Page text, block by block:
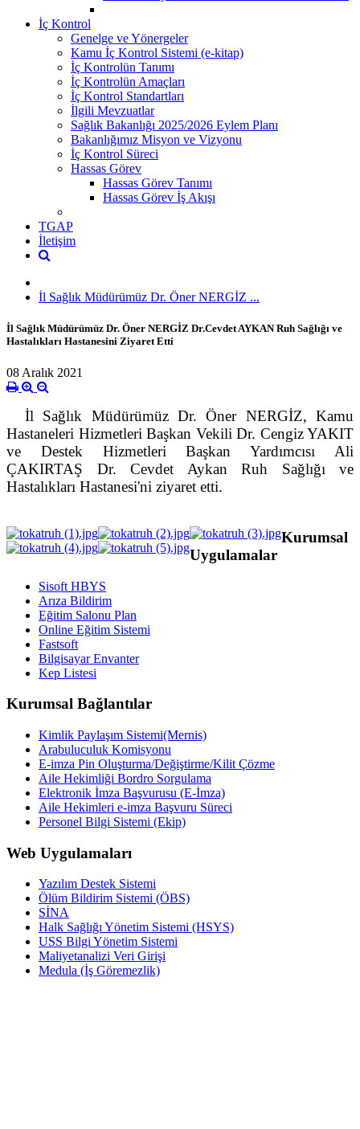
İç Kontrol
Genelge ve Yönergeler
Kamu İç Kontrol Sistemi (e-kitap)
İç Kontrolün Tanımı
İç Kontrolün Amaçları
İç Kontrol Standartları
İlgili Mevzuatlar
Sağlık Bakanlığı 2025/2026 Eylem Planı
Bakanlığımız Misyon ve Vizyonu
İç Kontrol Süreci
Hassas Görev
Hassas Görev Tanımı
Hassas Görev İş Akışı
TGAP
İletişim
İl Sağlık Müdürümüz Dr. Öner NERGİZ ...
İl Sağlık Müdürümüz Dr. Öner NERGİZ Dr.Cevdet AYKAN Ruh Sağlığı ve
Hastalıkları Hastanesini Ziyaret Etti
08 Aralık 2021
İl Sağlık Müdürümüz Dr. Öner NERGİZ, Kamu
Hastaneleri Hizmetleri Başkan Vekili Dr. Cengiz YAKIT
ve Destek Hizmetleri Başkan Yardımcısı Ali
ÇAKIRTAŞ Dr. Cevdet Aykan Ruh Sağlığı ve
Hastalıkları Hastanesi'ni ziyaret etti.
Kurumsal
Uygulamalar
Sisoft HBYS
Arıza Bildirim
Eğitim Salonu Plan
Online Eğitim Sistemi
Fastsoft
Bilgisayar Envanter
Kep Listesi
Kurumsal Bağlantılar
Kimlik Paylaşım Sistemi(Mernis)
Arabuluculuk Komisyonu
E-imza Pin Oluşturma/Değiştirme/Kilit Çözme
Aile Hekimliği Bordro Sorgulama
Elektronik İmza Başvurusu (E-İmza)
Aile Hekimleri e-imza Başvuru Süreci
Personel Bilgi Sistemi (Ekip)
Web Uygulamaları
Yazılım Destek Sistemi
Ölüm Bildirim Sistemi (ÖBS)
SİNA
Halk Sağlığı Yönetim Sistemi (HSYS)
USS Bilgi Yönetim Sistemi
Maliyetanalizi Veri Girişi
Medula (İş Göremezlik)